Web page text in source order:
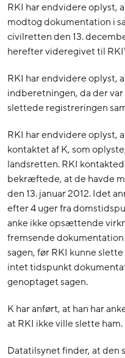
RKI har endvidere oplyst,
modtog dokumentation i
civilretten den 13.
herefter videregivet til
RKI har endvidere oplyst,
indberetningen, da der var
slettede registreringen
RKI har endvidere oplyst,
kontaktet af K, som
landsretten. RKI
bekræftede, at de havde
den 13. januar 2012. Idet
efter 4 uger fra
anke ikke opsættende
fremsende
sagen, før RKI kunne
intet tidspunkt
genoptaget sagen.
K har anført, at han har
at RKI ikke ville slette ham.
Datatilsynet finder, at den